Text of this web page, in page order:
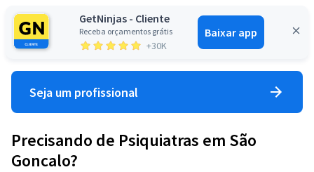
GetNinjas - Cliente
Receba orçamentos grátis
+30K
Baixar app
Entrar
Seja um profissional
Precisando de Psiquiatras em São
Goncalo?